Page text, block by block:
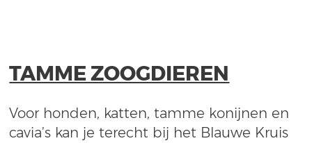
TAMME ZOOGDIEREN
Voor honden, katten, tamme konijnen en
cavia’s kan je terecht bij het Blauwe Kruis